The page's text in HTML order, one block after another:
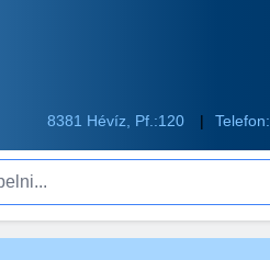
8381 Hévíz, Pf.:120
Telefon: